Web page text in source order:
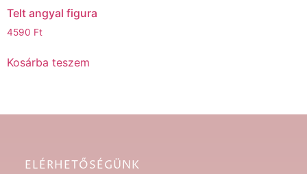
Telt angyal figura
4590 Ft
Kosárba teszem
ELÉRHETŐSÉGÜNK